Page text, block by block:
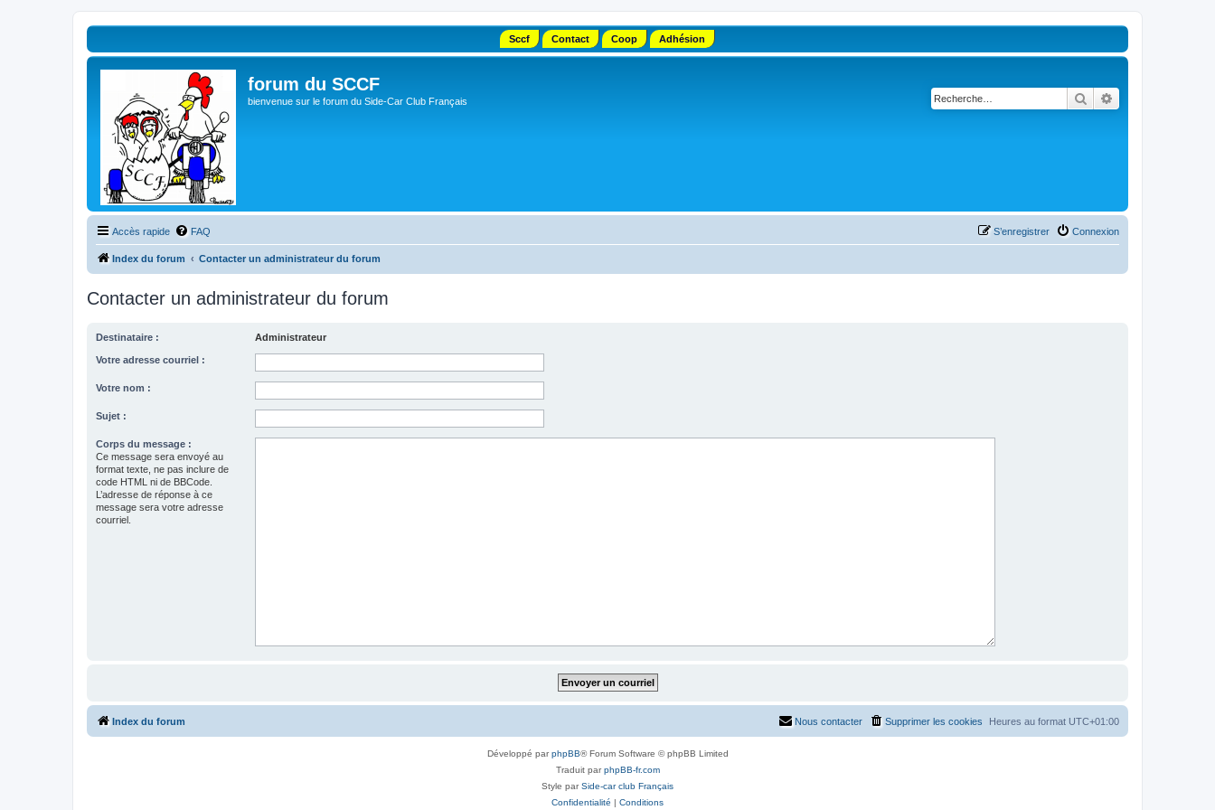
Sccf Contact Coop Adhésion
forum du SCCF
bienvenue sur le forum du Side-Car Club Français Rechercher
Accès rapide FAQ Connexion
S’enregistrer
Index du forum Contacter un administrateur du forum
Contacter un administrateur du forum
Destinataire : Administrateur
Votre adresse courriel :
Votre nom :
Sujet :
Corps du message :
Ce message sera envoyé au
format texte, ne pas inclure de
code HTML ni de BBCode.
L’adresse de réponse à ce
message sera votre adresse
courriel.
Index du forum Heures au format UTC+01:00
Supprimer les cookies
Nous contacter
Développé parphpBB® Forum Software © phpBB Limited
Traduit parphpBB-fr.com
Style parSide-car club Français
Confidentialité | Conditions